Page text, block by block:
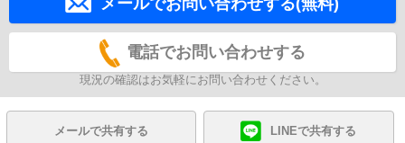
メールでお問い合わせする(無料)
電話でお問い合わせする
現況の確認はお気軽にお問い合わせください。
メールで共有する LINEで共有する